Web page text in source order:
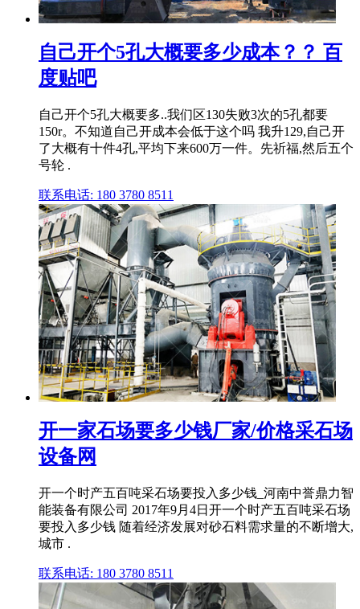
自己开个5孔大概要多少成本？？ 百
度贴吧
自己开个5孔大概要多..我们区130失败3次的5孔都要
150r。不知道自己开成本会低于这个吗 我升129,自己开
了大概有十件4孔,平均下来600万一件。先祈福,然后五个
号轮 .
联系电话: 180 3780 8511
开一家石场要多少钱厂家/价格采石场
设备网
开一个时产五百吨采石场要投入多少钱_河南中誉鼎力智
能装备有限公司 2017年9月4日开一个时产五百吨采石场
要投入多少钱 随着经济发展对砂石料需求量的不断增大,
城市 .
联系电话: 180 3780 8511